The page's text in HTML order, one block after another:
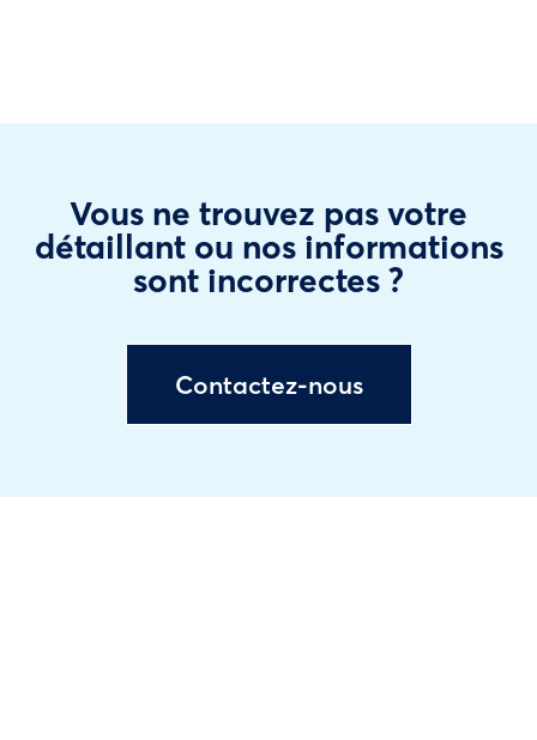
Vous ne trouvez pas votre
détaillant ou nos informations
sont incorrectes ?
Contactez-nous